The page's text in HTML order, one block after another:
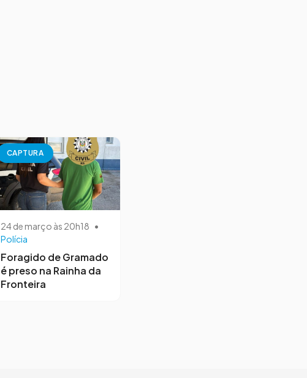
CAPTURA
24 de março às 20h18 •
Polícia
Foragido de Gramado
é preso na Rainha da
Fronteira